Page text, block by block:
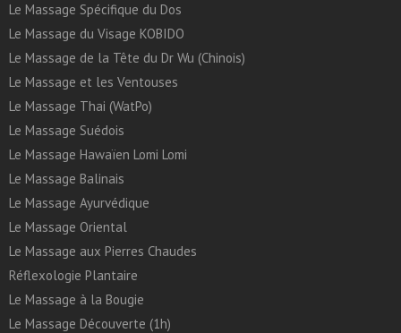
Le Massage Spécifique du Dos
Le Massage du Visage KOBIDO
Le Massage de la Tête du Dr Wu (Chinois)
Le Massage et les Ventouses
Le Massage Thai (WatPo)
Le Massage Suédois
Le Massage Hawaïen Lomi Lomi
Le Massage Balinais
Le Massage Ayurvédique
Le Massage Oriental
Le Massage aux Pierres Chaudes
Réflexologie Plantaire
Le Massage à la Bougie
Le Massage Découverte (1h)